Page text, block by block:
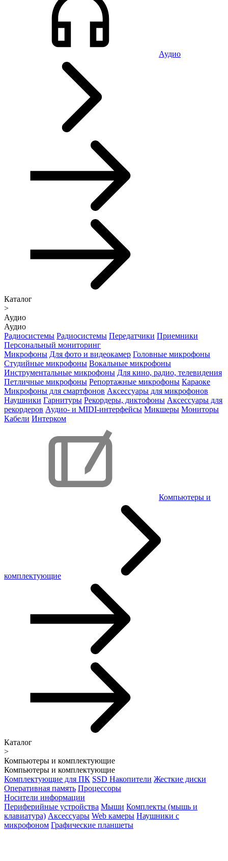
Аудио
Каталог
>
Аудио
Аудио
Радиосистемы Радиосистемы Передатчики Приемники
Персональный мониторинг
Микрофоны Для фото и видеокамер Головные микрофоны
Студийные микрофоны Вокальные микрофоны
Инструментальные микрофоны Для кино, радио, телевидения
Петличные микрофоны Репортажные микрофоны Караоке
Микрофоны для смартфонов Аксессуары для микрофонов
Наушники Гарнитуры Рекордеры, диктофоны Аксессуары для
рекордеров Аудио- и MIDI-интерфейсы Микшеры Мониторы
Кабели Интерком
Компьютеры и
комплектующие
Каталог
>
Компьютеры и комплектующие
Компьютеры и комплектующие
Комплектующие для ПК SSD Накопители Жесткие диски
Оперативная память Процессоры
Носители информации
Периферийные устройства Мыши Комплекты (мышь и
клавиатура) Аксессуары Web камеры Наушники с
микрофоном Графические планшеты